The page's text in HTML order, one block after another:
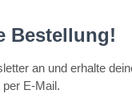
Bestellung!
an und erhalte
E-Mail.